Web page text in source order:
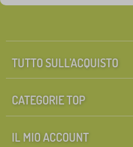
TUTTO SULL’ACQUISTO
CATEGORIE TOP
IL MIO ACCOUNT